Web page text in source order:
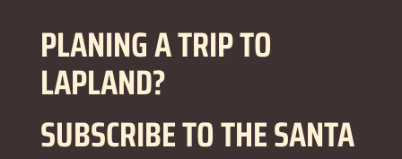
PLANING A TRIP TO
LAPLAND?
SUBSCRIBE TO THE SANTA